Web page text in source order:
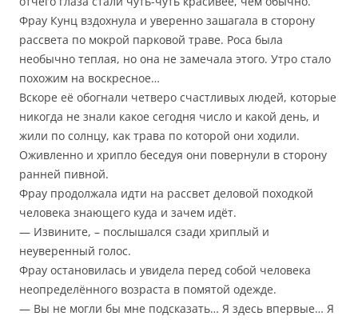
Фрау Кунц вздохнула и уверенно зашагала в сторону
рассвета по мокрой парковой траве. Роса была
необычно теплая, но она не замечала этого. Утро стало
похожим на воскресное…
Вскоре её обогнали четверо счастливых людей, которые
никогда не знали какое сегодня число и какой день, и
жили по солнцу, как трава по которой они ходили.
Оживленно и хрипло беседуя они повернули в сторону
ранней пивной.
Фрау продолжала идти на рассвет деловой походкой
человека знающего куда и зачем идёт.
— Извините, – послышался сзади хриплый и
неуверенный голос.
Фрау остановилась и увидела перед собой человека
неопределённого возраста в помятой одежде.
— Вы не могли бы мне подсказать… Я здесь впервые… Я